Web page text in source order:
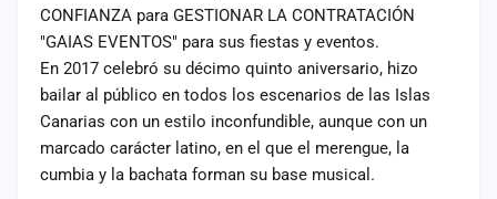
CONFIANZA para GESTIONAR LA CONTRATACIÓN
"GAIAS EVENTOS" para sus fiestas y eventos.
En 2017 celebró su décimo quinto aniversario, hizo
bailar al público en todos los escenarios de las Islas
Canarias con un estilo inconfundible, aunque con un
marcado carácter latino, en el que el merengue, la
cumbia y la bachata forman su base musical.